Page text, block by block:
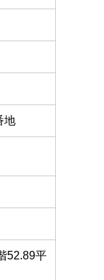
地
52.89平